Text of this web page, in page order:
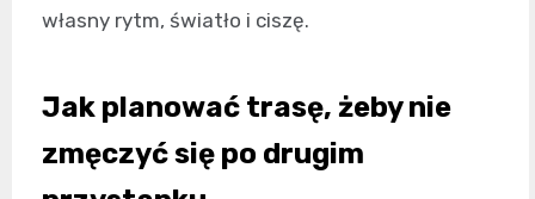
własny rytm, światło i ciszę.
Jak planować trasę, żeby nie
zmęczyć się po drugim